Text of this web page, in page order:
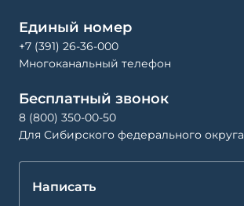
Единый номер
+7 (391) 26-36-000
Многоканальный телефон
Бесплатный звонок
8 (800) 350-00-50
Для Сибирского федерального округа
Написать